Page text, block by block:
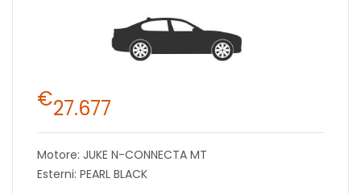
€27.677
Motore: JUKE N-CONNECTA MT
Esterni: PEARL BLACK